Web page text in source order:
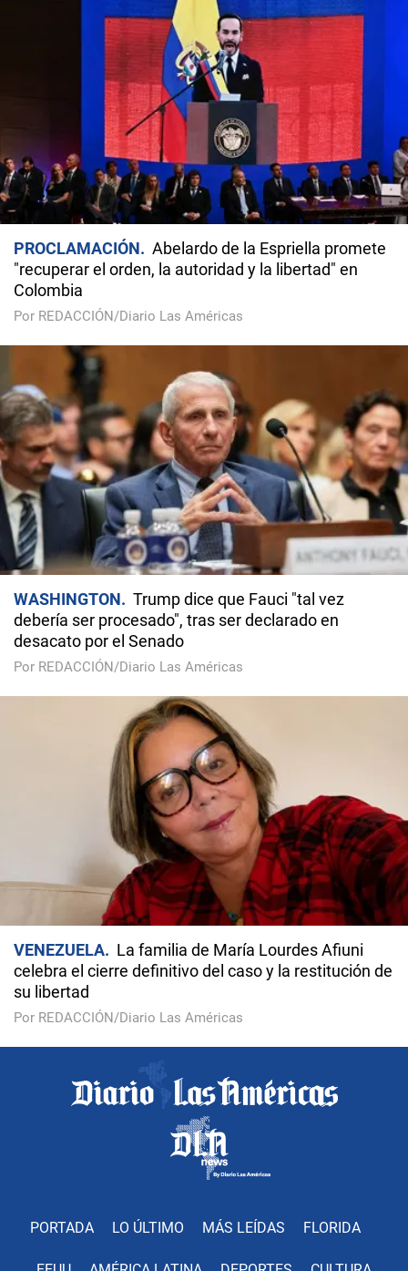
PROCLAMACIÓN
Abelardo de la Espriella promete
"recuperar el orden, la autoridad y la libertad" en
Colombia
Por REDACCIÓN/Diario Las Américas
WASHINGTON
Trump dice que Fauci "tal vez
debería ser procesado", tras ser declarado en
desacato por el Senado
Por REDACCIÓN/Diario Las Américas
VENEZUELA
La familia de María Lourdes Afiuni
celebra el cierre definitivo del caso y la restitución de
su libertad
Por REDACCIÓN/Diario Las Américas
PORTADA LO ÚLTIMO MÁS LEÍDAS FLORIDA